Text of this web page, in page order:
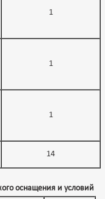
1
1
1
14
оснащения и условий